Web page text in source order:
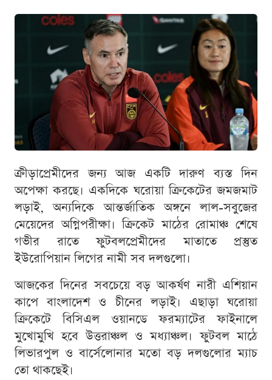
ক্রীড়াপ্রেমীদের জন্য আজ একটি দারুণ ব্যস্ত দিন
অপেক্ষা করছে। একদিকে ঘরোয়া ক্রিকেটের জমজমাট
লড়াই, অন্যদিকে আন্তর্জাতিক অঙ্গনে লাল-সবুজের
মেয়েদের অগ্নিপরীক্ষা। ক্রিকেট মাঠের রোমাঞ্চ শেষে
গভীর রাতে ফুটবলপ্রেমীদের মাতাতে প্রস্তুত
ইউরোপিয়ান লিগের নামী সব দলগুলো।
আজকের দিনের সবচেয়ে বড় আকর্ষণ নারী এশিয়ান
কাপে বাংলাদেশ ও চীনের লড়াই। এছাড়া ঘরোয়া
ক্রিকেটে বিসিএল ওয়ানডে ফরম্যাটের ফাইনালে
মুখোমুখি হবে উত্তরাঞ্চল ও মধ্যাঞ্চল। ফুটবল মাঠে
লিভারপুল ও বার্সেলোনার মতো বড় দলগুলোর ম্যাচ
তো থাকছেই।